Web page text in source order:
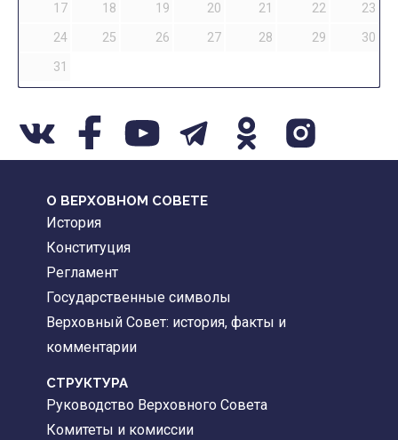
17
18 19 20 21 22
23
24
25 26 27 28 29
30
31
О ВЕРХОВНОМ СОВЕТЕ
История
Конституция
Регламент
Государственные символы
Верховный Совет: история, факты и
комментарии
CТРУКТУРА
Руководство Верховного Совета
Комитеты и комиссии